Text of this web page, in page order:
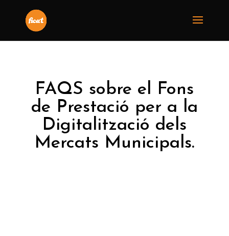
FAQS sobre el Fons
de Prestació per a la
Digitalització dels
Mercats Municipals.